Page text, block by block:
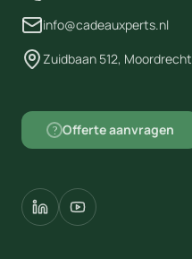
info@cadeauxperts.nl
Zuidbaan 512, Moordrecht
? Offerte aanvragen